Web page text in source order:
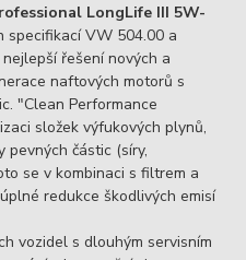
LongLife III 5W-
specifikací VW 504.00 a
řešení nových a
naftových motorů s
"Clean Performance
složek výfukových plynů,
částic (síry,
se v kombinaci s filtrem a
redukce škodlivých emisí
vozidel s dlouhým servisním